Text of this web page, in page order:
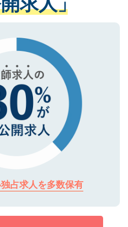
マークを取得済みです。
してもご安心ください。
的なサポートが可能です
録ください。
占求人を多数保有